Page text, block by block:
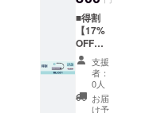
ござい
ます。
製品の
性能は
変わり
ませ
ん。 ※
製造過
程や輸
書や付
属品が
ない) ■
お届け
予定：
2022年
8月末ま
で 注
意事項
■得割
【17%
OFF】 ■
予定定
価：
13,000
円（税
込）
支援
者：
0人
お届
け予